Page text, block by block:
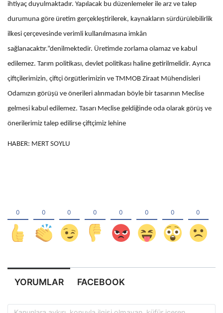
ihtiyaç duyulmaktadır. Yapılacak bu düzenlemeler ile arz ve talep
durumuna göre üretim gerçekleştirilerek, kaynakların sürdürülebilirlik
ilkesi çerçevesinde verimli kullanılmasına imkân
sağlanacaktır.”denilmektedir. Üretimde zorlama olamaz ve kabul
edilemez. Tarım politikası, devlet politikası haline getirilmelidir. Ayrıca
çiftçilerimizin, çiftçi örgütlerimizin ve TMMOB Ziraat Mühendisleri
Odamızın görüşü ve önerileri alınmadan böyle bir tasarının Meclise
gelmesi kabul edilemez. Tasarı Meclise geldiğinde oda olarak görüş ve
önerilerimiz talep edilirse çiftçimiz lehine
HABER: MERT SOYLU
YORUMLAR FACEBOOK